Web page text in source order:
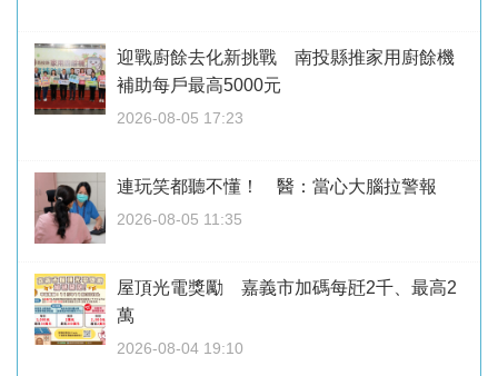
迎戰廚餘去化新挑戰 南投縣推家用廚餘機
補助每戶最高5000元
2026-08-05 17:23
連玩笑都聽不懂！ 醫：當心大腦拉警報
2026-08-05 11:35
屋頂光電獎勵 嘉義市加碼每瓩2千、最高2
萬
2026-08-04 19:10